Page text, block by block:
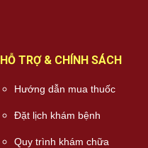
HỖ TRỢ & CHÍNH SÁCH
Hướng dẫn mua thuốc
Đặt lịch khám bệnh
Quy trình khám chữa